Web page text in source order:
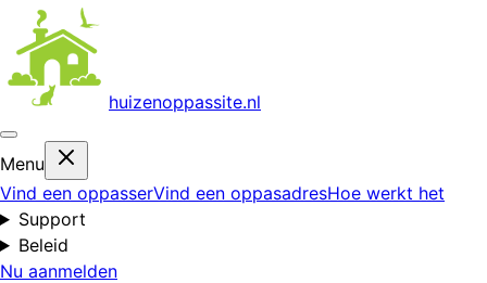
huizenoppassite.nl
Menu
Vind een oppasserVind een oppasadresHoe werkt het
Support
Beleid
Nu aanmelden